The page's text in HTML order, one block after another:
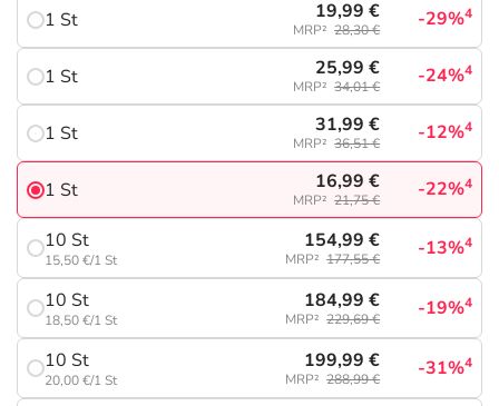
Tierapotheke
Vitamine & Mineralstoffe
Marken
Salus Deals
1 St 19,99 €
MRP² 28,30 € -29%4
1 St 25,99 €
MRP² 34,01 € -24%4
1 St 31,99 €
MRP² 36,51 € -12%4
1 St 16,99 €
MRP² 21,75 € -22%4
10 St
15,50 €/1 St
154,99 €
MRP² 177,55 € -13%4
10 St
18,50 €/1 St
184,99 €
MRP² 229,69 € -19%4
10 St
20,00 €/1 St
199,99 €
MRP² 288,99 € -31%4